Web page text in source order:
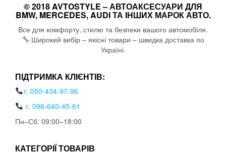
© 2018 AVTOSTYLE – АВТОАКСЕСУАРИ ДЛЯ
BMW, MERCEDES, AUDI ТА ІНШИХ МАРОК АВТО.
Все для комфорту, стилю та безпеки вашого автомобіля.
Широкий вибір – якісні товари – швидка доставка по
Україні.
ПІДТРИМКА КЛІЄНТІВ:
т. 050-434-97-96
т. 096-640-45-61
Пн–Сб: 09:00–18:00
КАТЕГОРІЇ ТОВАРІВ